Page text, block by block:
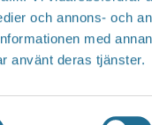
och annons- och
med
använt deras tjänster.